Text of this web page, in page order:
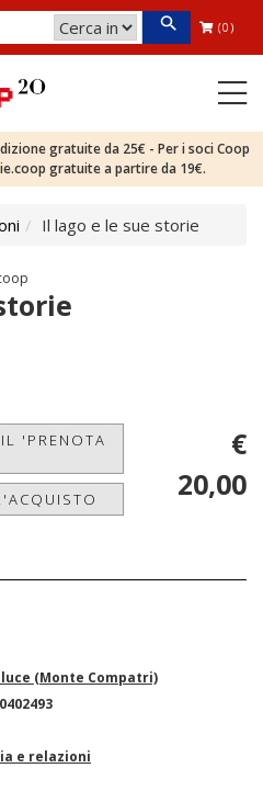
(0)
gratuite da 25€ - Per i soci Coop
gratuite a partire da 19€.
Il lago e le sue storie
'PRENOTA
€
20,00
(Monte Compatri)
e relazioni